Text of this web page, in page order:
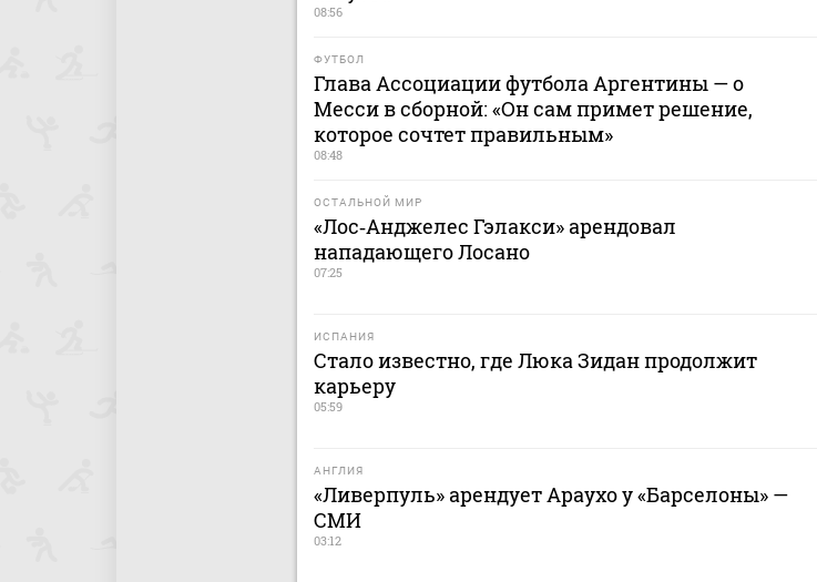
08:56
ФУТБОЛ
Глава Ассоциации футбола Аргентины — о
Месси в сборной: «Он сам примет решение,
которое сочтет правильным»
08:48
ОСТАЛЬНОЙ МИР
«Лос‑Анджелес Гэлакси» арендовал
нападающего Лосано
07:25
ИСПАНИЯ
Стало известно, где Люка Зидан продолжит
карьеру
05:59
АНГЛИЯ
«Ливерпуль» арендует Араухо у «Барселоны» —
СМИ
03:12